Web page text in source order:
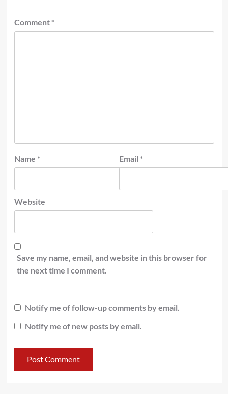
Comment *
Name * Email *
Website
Save my name, email, and website in this browser for
the next time I comment.
Notify me of follow-up comments by email.
Notify me of new posts by email.